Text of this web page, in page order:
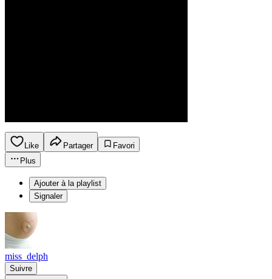
Like Partager
Favori
Plus
Ajouter à la playlist
Signaler
miss_delph
Suivre